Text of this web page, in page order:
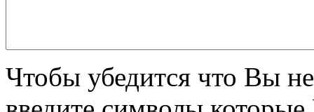
Чтобы убедится что Вы